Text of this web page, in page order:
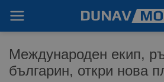
Международен екип,
българин, откри нова